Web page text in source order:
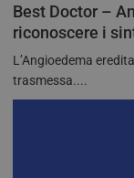
Best Doctor –
riconoscere i
L’Angioedema
trasmessa....